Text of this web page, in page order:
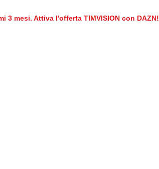
3 mesi. Attiva l'offerta TIMVISION con DAZN!